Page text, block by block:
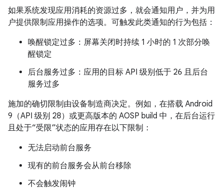
如果系统发现应用消耗的资源过多，就会通知用户，并为用
户提供限制应用操作的选项。可触发此类通知的行为包括：
唤醒锁定过多：屏幕关闭时持续 1 小时的 1 次部分唤
醒锁定
后台服务过多：应用的目标 API 级别低于 26 且后台
服务过多
施加的确切限制由设备制造商决定。例如，在搭载 Android
9（API 级别 28）或更高版本的 AOSP build 中，在后台运行
且处于“受限”状态的应用存在以下限制：
无法启动前台服务
现有的前台服务会从前台移除
不会触发闹钟